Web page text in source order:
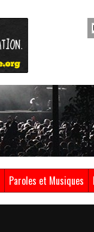
Paroles et Musiques